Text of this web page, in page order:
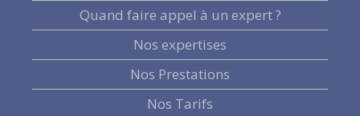
Quand faire appel à un expert ?
Nos expertises
Nos Prestations
Nos Tarifs